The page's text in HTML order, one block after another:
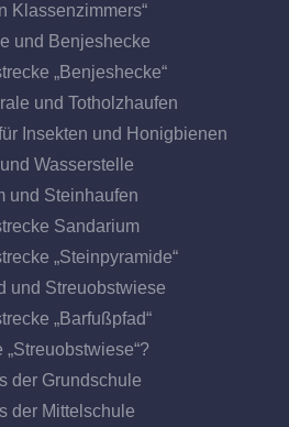
Klassenzimmers“
und Benjeshecke
„Benjeshecke“
und Totholzhaufen
Insekten und Honigbienen
Wasserstelle
und Steinhaufen
Sandarium
„Steinpyramide“
und Streuobstwiese
„Barfußpfad“
„Streuobstwiese“?
der Grundschule
der Mittelschule